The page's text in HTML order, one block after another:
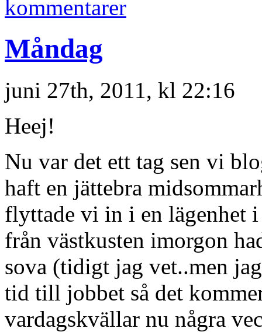
kommentarer
Måndag
juni 27th, 2011, kl 22:16
Heej!
Nu var det ett tag sen vi
haft en jättebra
flyttade vi in i en lägenhet
från västkusten imorgon
sova (tidigt jag vet..men
tid till jobbet så det
vardagskvällar nu några